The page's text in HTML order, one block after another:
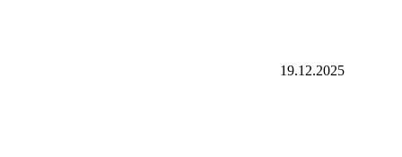
19.12.2025